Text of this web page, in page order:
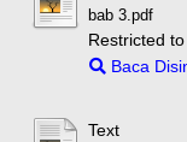
bab 3.pdf
Restricted
Baca
Text